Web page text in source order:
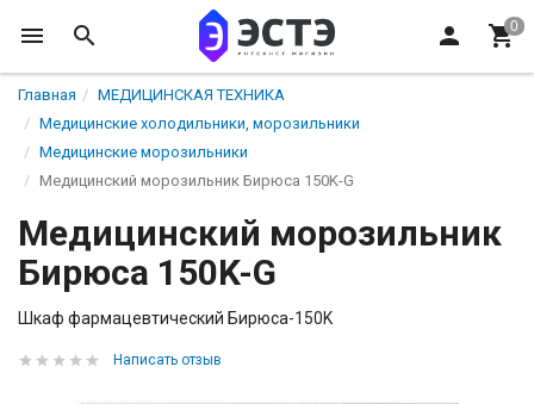
Главная
МЕДИЦИНСКАЯ ТЕХНИКА
Медицинские холодильники, морозильники
Медицинские морозильники
Медицинский морозильник Бирюса 150K-G
Медицинский морозильник
Бирюса 150K-G
Шкаф фармацевтический Бирюса-150K
Написать отзыв